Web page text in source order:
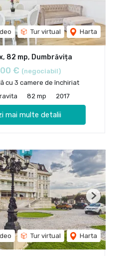
Tur virtual Harta
82 mp, Dumbrăvița
€ (negociabil)
cu 3 camere de închiriat
82 mp 2017
mai multe detalii
Tur virtual Harta
Next